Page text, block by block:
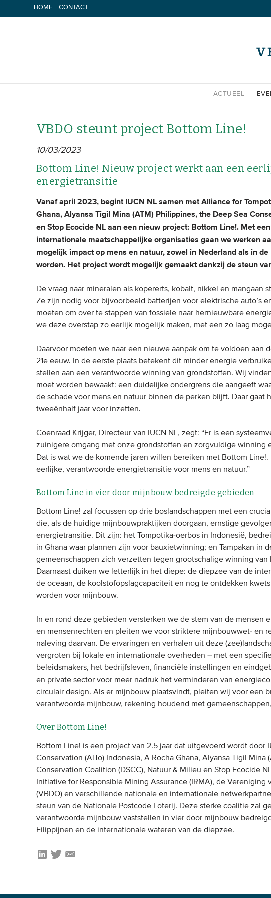
naar
HOME CONTACT
ACTUEEL
VBDO steunt project Bottom Line!
10/03/2023
Bottom Line! Nieuw project werkt aan een
energietransitie
Vanaf april 2023, begint IUCN NL samen met Alliance for
Ghana, Alyansa Tigil Mina (ATM) Philippines, the Deep Sea
en Stop Ecocide NL aan een nieuw project: Bottom Line!. Met
internationale maatschappelijke organisaties gaan we werken
mogelijk impact op mens en natuur, zowel in Nederland als in
worden. Het project wordt mogelijk gemaakt dankzij de steun
De vraag naar mineralen als kopererts, kobalt, nikkel en mangaan
Ze zijn nodig voor bijvoorbeeld batterijen voor elektrische auto’s
moeten om over te stappen van fossiele naar hernieuwbare
we deze overstap zo eerlijk mogelijk maken, met een zo laag
Daarvoor moeten we naar een nieuwe aanpak om te voldoen
21e eeuw. In de eerste plaats betekent dit minder energie
stellen aan een verantwoorde winning van grondstoffen. Wij
moet worden bewaakt: een duidelijke ondergrens die aangeeft
de schade voor mens en natuur binnen de perken blijft. Daar
tweeënhalf jaar voor inzetten.
Coenraad Krijger, Directeur van IUCN NL, zegt: “Er is een
zuinigere omgang met onze grondstoffen en zorgvuldige winning
Dat is wat we de komende jaren willen bereiken met Bottom
eerlijke, verantwoorde energietransitie voor mens en natuur.”
Bottom Line in vier door mijnbouw bedreigde gebieden
Bottom Line! zal focussen op drie boslandschappen met een
die, als de huidige mijnbouwpraktijken doorgaan, ernstige
energietransitie. Dit zijn: het Tompotika-oerbos in Indonesië,
in Ghana waar plannen zijn voor bauxietwinning; en Tampakan in
gemeenschappen zich verzetten tegen grootschalige winning
Daarnaast duiken we letterlijk in het diepe: de diepzee van de
de oceaan, de koolstofopslagcapaciteit en nog te ontdekken
worden voor mijnbouw.
In en rond deze gebieden versterken we de stem van de mensen
en mensenrechten en pleiten we voor striktere mijnbouwwet- en
naleving daarvan. De ervaringen en verhalen uit deze
vergroten bij lokale en internationale overheden – met een
beleidsmakers, het bedrijfsleven, financiële instellingen en
en private sector voor meer nadruk het verminderen van
circulair design. Als er mijnbouw plaatsvindt, pleiten wij voor een
verantwoorde mijnbouw, rekening houdend met
Over Bottom Line!
Bottom Line! is een project van 2.5 jaar dat uitgevoerd wordt door
Conservation (AlTo) Indonesia, A Rocha Ghana, Alyansa Tigil Mina
Conservation Coalition (DSCC), Natuur & Milieu en Stop Ecocide
Initiative for Responsible Mining Assurance (IRMA), de
(VBDO) en verschillende nationale en internationale
steun van de Nationale Postcode Loterij. Deze sterke coalitie zal
verantwoorde mijnbouw vaststellen in vier door mijnbouw
Filippijnen en de internationale wateren van de diepzee.